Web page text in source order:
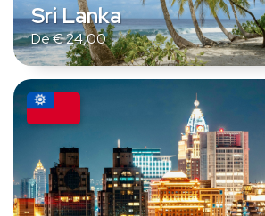
Sri Lanka
De€24,00